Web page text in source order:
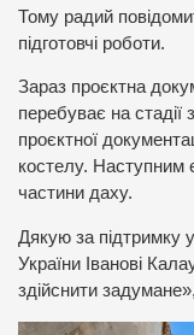
Тому радий
підготовчі роботи.
Зараз проєктна
перебуває на
проєктної
костелу. Наступним
частини даху.
Дякую за підтримку
України Іванові
здійснити